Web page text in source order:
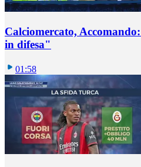
Calciomercato,
in difesa"
01:58